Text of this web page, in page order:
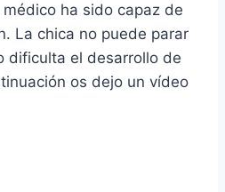
ha sido capaz de
La chica no puede parar
dificulta el desarrollo de
os dejo un ví­deo